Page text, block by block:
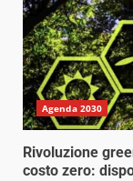
Agenda 2030
Rivoluzione
costo zero: